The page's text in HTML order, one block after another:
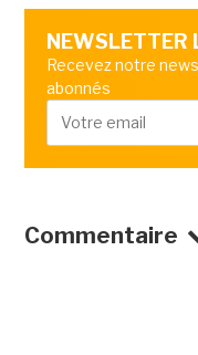
NEWSLETTER
Recevez notre
abonnés
Commentaire